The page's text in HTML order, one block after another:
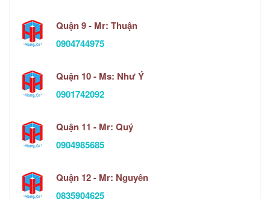
Quận 9 - Mr: Thuận
0904744975
Quận 10 - Ms: Như Ý
0901742092
Quận 11 - Mr: Quý
0904985685
Quận 12 - Mr: Nguyên
0835904625